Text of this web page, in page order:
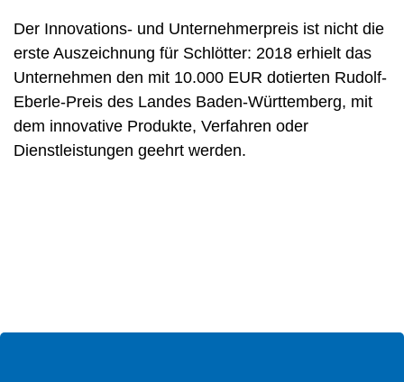
Der Innovations- und Unternehmerpreis ist nicht die
erste Auszeichnung für Schlötter: 2018 erhielt das
Unternehmen den mit 10.000 EUR dotierten Rudolf-
Eberle-Preis des Landes Baden-Württemberg, mit
dem innovative Produkte, Verfahren oder
Dienstleistungen geehrt werden.